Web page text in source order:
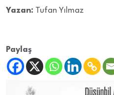
Yazan: Tufan Yılmaz
Paylaş